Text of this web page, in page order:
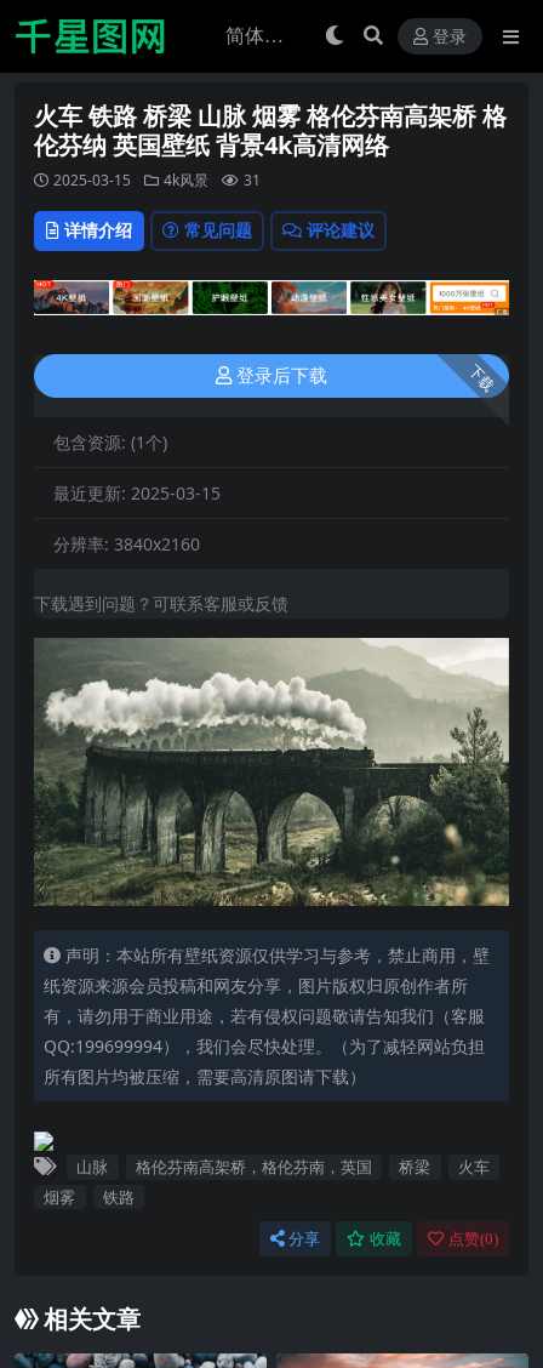
登录
火车 铁路 桥梁 山脉 烟雾 格伦芬南高架桥 格
伦芬纳 英国壁纸 背景4k高清网络
2025-03-15 4k风景 31
详情介绍 常见问题 评论建议
下载
登录后下载
包含资源: (1个)
最近更新: 2025-03-15
分辨率: 3840x2160
下载遇到问题？可联系客服或反馈
声明：本站所有壁纸资源仅供学习与参考，禁止商用，壁
纸资源来源会员投稿和网友分享，图片版权归原创作者所
有，请勿用于商业用途，若有侵权问题敬请告知我们（客服
QQ:199699994），我们会尽快处理。（为了减轻网站负担
所有图片均被压缩，需要高清原图请下载）
山脉 格伦芬南高架桥，格伦芬南，英国 桥梁
火车
烟雾
铁路
分享 收藏 点赞(0)
相关文章